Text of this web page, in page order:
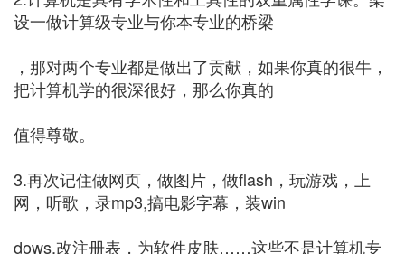
设一做计算级专业与你本专业的桥梁
，那对两个专业都是做出了贡献，如果你真的很牛，
把计算机学的很深很好，那么你真的
值得尊敬。
3.再次记住做网页，做图片，做flash，玩游戏，上
网，听歌，录mp3,搞电影字幕，装win
dows,改注册表，为软件皮肤……这些不是计算机专